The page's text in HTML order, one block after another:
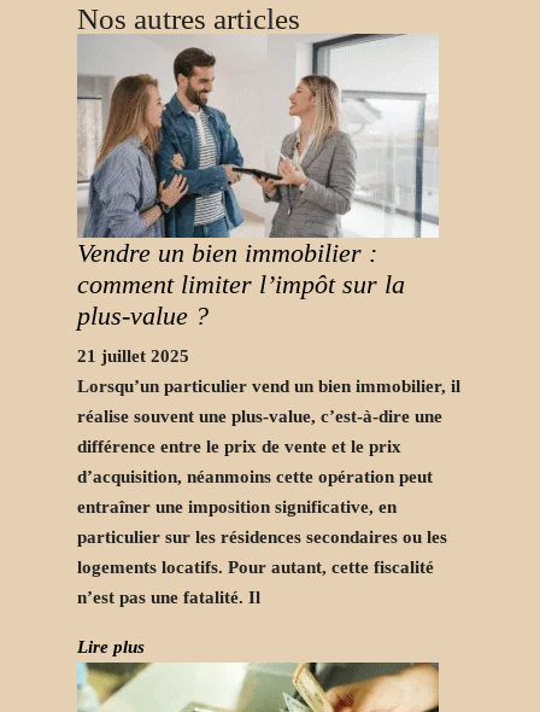
Nos autres articles
Vendre un bien immobilier :
comment limiter l’impôt sur la
plus-value ?
21 juillet 2025
Lorsqu’un particulier vend un bien immobilier, il
réalise souvent une plus-value, c’est-à-dire une
différence entre le prix de vente et le prix
d’acquisition, néanmoins cette opération peut
entraîner une imposition significative, en
particulier sur les résidences secondaires ou les
logements locatifs. Pour autant, cette fiscalité
n’est pas une fatalité. Il
Lire plus